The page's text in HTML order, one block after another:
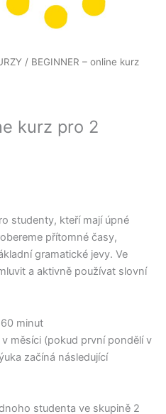
/ BEGINNER – online kurz
kurz pro 2
studenty, kteří mají úpné
přítomné časy,
gramatické jevy. Ve
a aktivně používat slovní
minut
měsíci (pokud první pondělí v
začíná následující
studenta ve skupině 2